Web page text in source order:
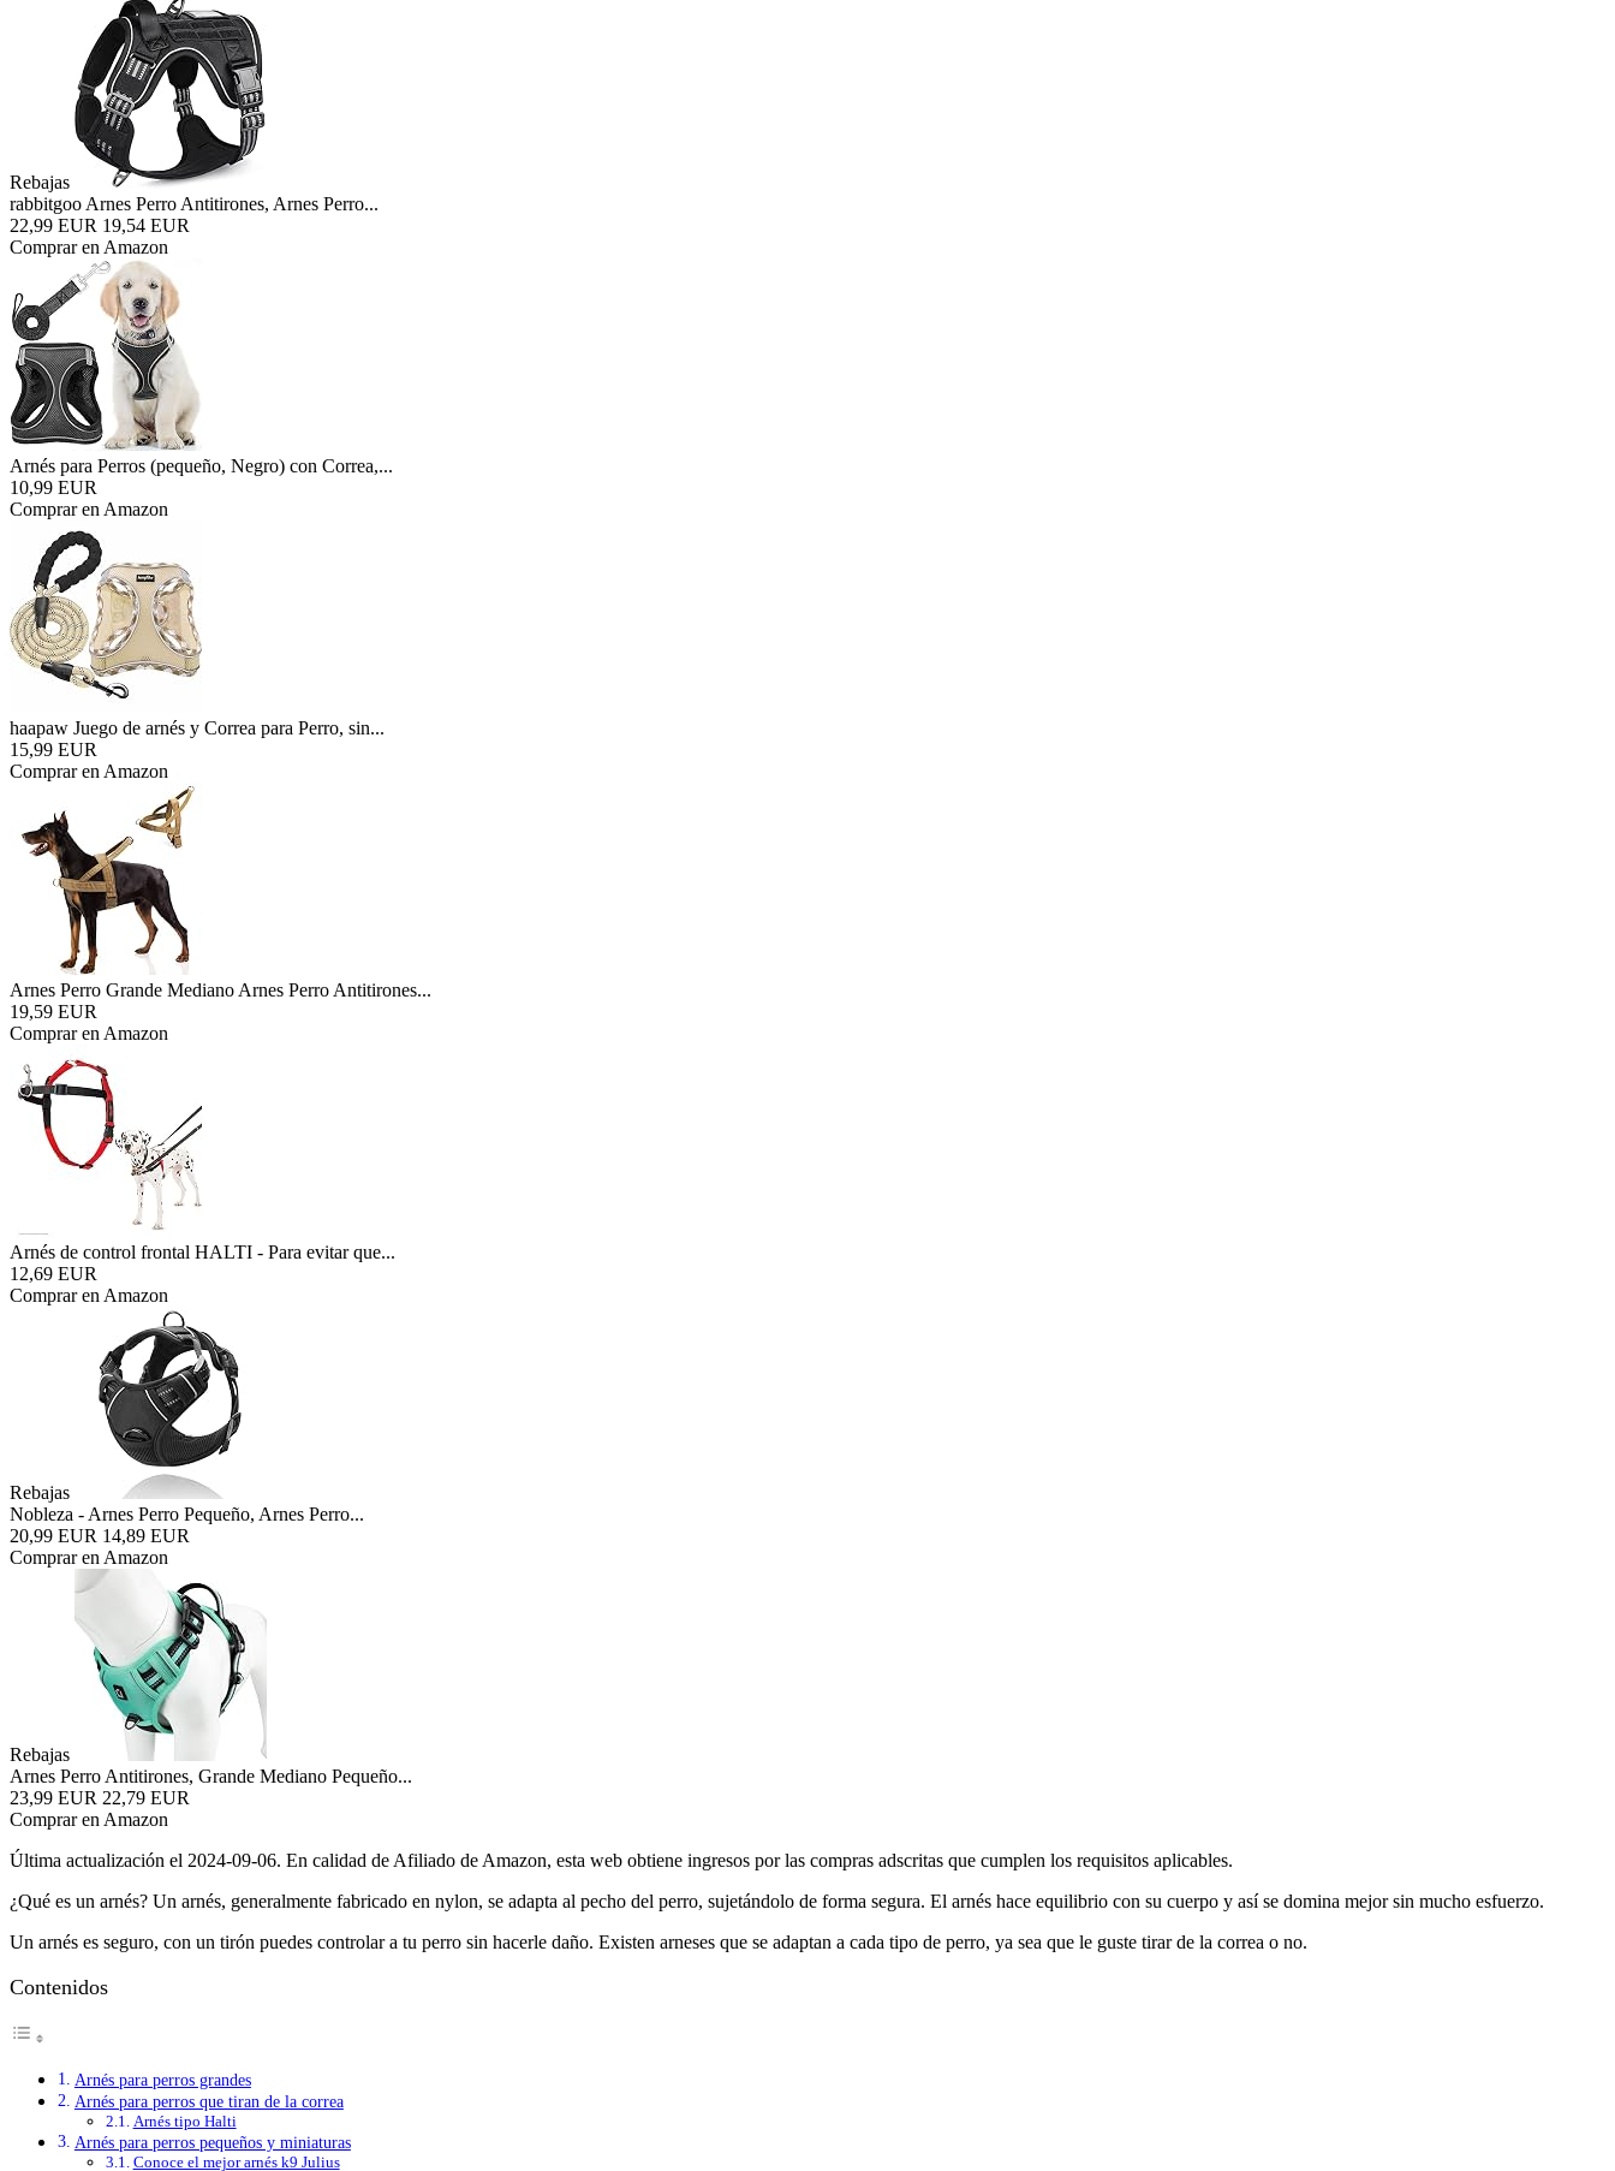
Rebajas
rabbitgoo Arnes Perro Antitirones, Arnes Perro...
22,99 EUR 19,54 EUR
Comprar en Amazon
Arnés para Perros (pequeño, Negro) con Correa,...
10,99 EUR
Comprar en Amazon
haapaw Juego de arnés y Correa para Perro, sin...
15,99 EUR
Comprar en Amazon
Arnes Perro Grande Mediano Arnes Perro Antitirones...
19,59 EUR
Comprar en Amazon
Arnés de control frontal HALTI - Para evitar que...
12,69 EUR
Comprar en Amazon
Rebajas
Nobleza - Arnes Perro Pequeño, Arnes Perro...
20,99 EUR 14,89 EUR
Comprar en Amazon
Rebajas
Arnes Perro Antitirones, Grande Mediano Pequeño...
23,99 EUR 22,79 EUR
Comprar en Amazon
Última actualización el 2024-09-06. En calidad de Afiliado de Amazon, esta web obtiene ingresos por las compras adscritas que cumplen los requisitos aplicables.
¿Qué es un arnés? Un arnés, generalmente fabricado en nylon, se adapta al pecho del perro, sujetándolo de forma segura. El arnés hace equilibrio con su cuerpo y así se domina mejor sin mucho esfuerzo.
Un arnés es seguro, con un tirón puedes controlar a tu perro sin hacerle daño. Existen arneses que se adaptan a cada tipo de perro, ya sea que le guste tirar de la correa o no.
Contenidos
Arnés para perros grandes
Arnés para perros que tiran de la correa
Arnés tipo Halti
Arnés para perros pequeños y miniaturas
Conoce el mejor arnés k9 Julius